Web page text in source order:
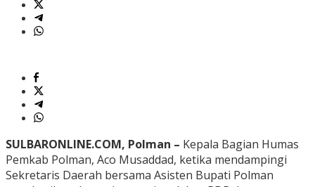
SULBARONLINE.COM, Polman – Kepala Bagian Humas
Pemkab Polman, Aco Musaddad, ketika mendampingi
Sekretaris Daerah bersama Asisten Bupati Polman